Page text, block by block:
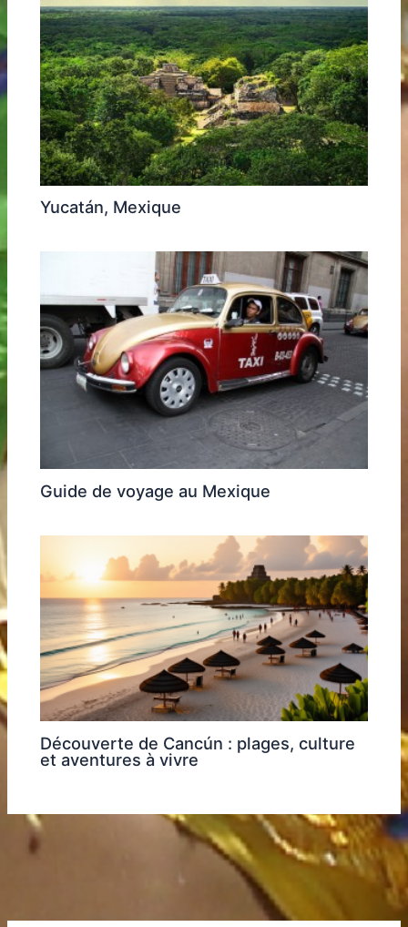
Yucatán, Mexique
Guide de voyage au Mexique
Découverte de Cancún : plages, culture
et aventures à vivre